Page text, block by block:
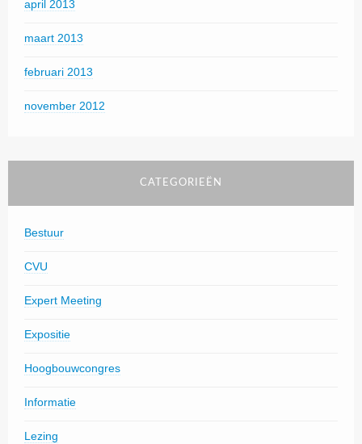
april 2013
maart 2013
februari 2013
november 2012
CATEGORIEËN
Bestuur
CVU
Expert Meeting
Expositie
Hoogbouwcongres
Informatie
Lezing